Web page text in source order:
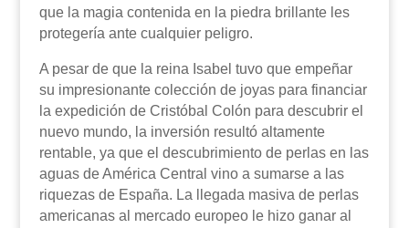
que la magia contenida en la piedra brillante les
protegería ante cualquier peligro.
A pesar de que la reina Isabel tuvo que empeñar
su impresionante colección de joyas para financiar
la expedición de Cristóbal Colón para descubrir el
nuevo mundo, la inversión resultó altamente
rentable, ya que el descubrimiento de perlas en las
aguas de América Central vino a sumarse a las
riquezas de España. La llegada masiva de perlas
americanas al mercado europeo le hizo ganar al